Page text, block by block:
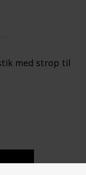
med strop til